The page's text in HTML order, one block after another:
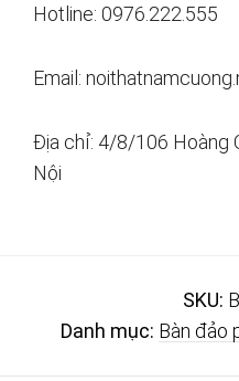
Hotline: 0976.222.555
Email:
Địa chỉ: 4/8/106 Hoàng
Nội
SKU:
Danh mục: Bàn đảo